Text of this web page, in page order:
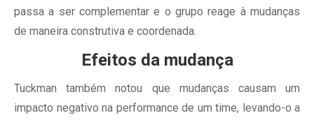
passa a ser complementar e o grupo reage à mudanças
de maneira construtiva e coordenada.
Efeitos da mudança
Tuckman também notou que mudanças causam um
impacto negativo na performance de um time, levando-o a